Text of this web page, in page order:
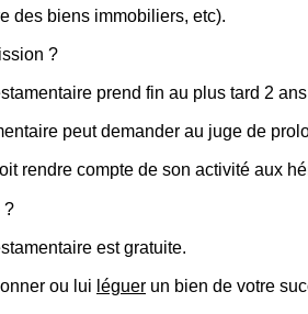
des biens immobiliers, etc).
?
prend fin au plus tard 2
peut demander au juge de
rendre compte de son activité aux
?
est gratuite.
ou lui léguer un bien de votre